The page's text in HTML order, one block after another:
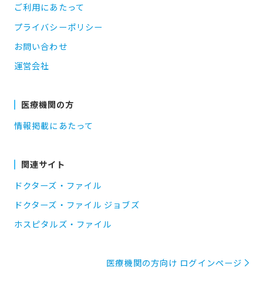
ご利用にあたって
プライバシーポリシー
お問い合わせ
運営会社
医療機関の方
情報掲載にあたって
関連サイト
ドクターズ・ファイル
ドクターズ・ファイル ジョブズ
ホスピタルズ・ファイル
医療機関の方向け ログインページ